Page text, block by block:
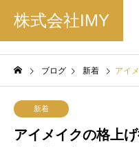
株式会社IMY
ブログ 新着 アイメイ
新着
アイメイクの格上